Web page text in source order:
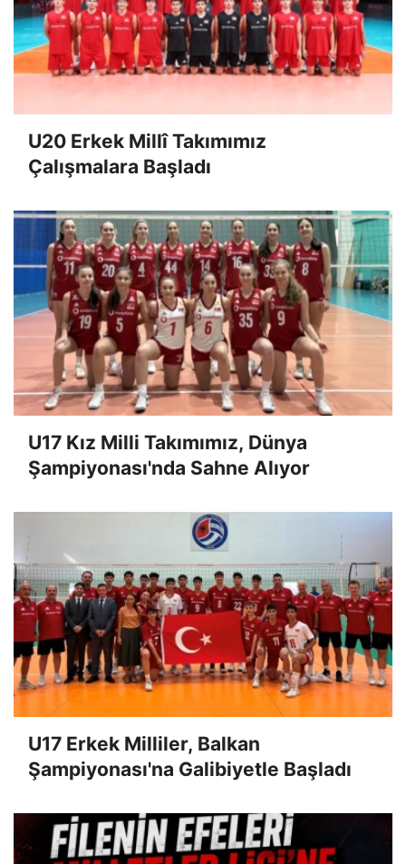
U20 Erkek Millî Takımımız
Çalışmalara Başladı
U17 Kız Milli Takımımız, Dünya
Şampiyonası'nda Sahne Alıyor
U17 Erkek Milliler, Balkan
Şampiyonası'na Galibiyetle Başladı